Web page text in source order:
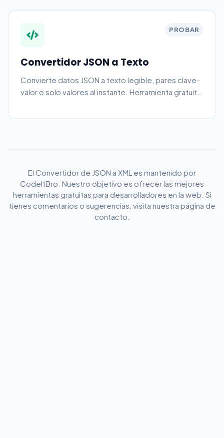
PROBAR
Convertidor JSON a Texto
Convierte datos JSON a texto legible, pares clave-
valor o solo valores al instante. Herramienta gratuita
El Convertidor de JSON a XML es mantenido por
CodeItBro. Nuestro objetivo es ofrecer las mejores
herramientas gratuitas para desarrolladores en la web. Si
tienes comentarios o sugerencias, visita nuestra página de
contacto.